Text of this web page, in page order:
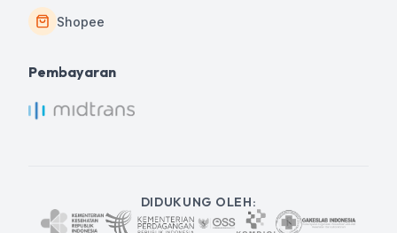
Shopee
Pembayaran
DIDUKUNG OLEH: